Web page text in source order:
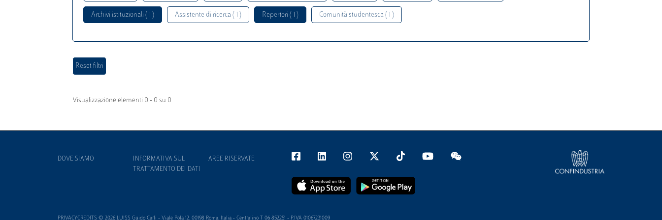
Archivi istituzionali ( 1 ) Assistente di ricerca ( 1 ) Repertori ( 1 ) Comunità studentesca ( 1 )
Visualizzazione elementi 0 - 0 su 0
DOVE SIAMO
INFORMATIVA SUL
TRATTAMENTO DEI DATI
AREE RISERVATE
PRIVACYCREDITS © 2026 LUISS Guido Carli - Viale Pola 12, 00198 Roma, Italia - Centralino T 06 852251 - P.IVA 01067231009